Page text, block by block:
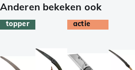
Anderen bekeken ook
topper actie